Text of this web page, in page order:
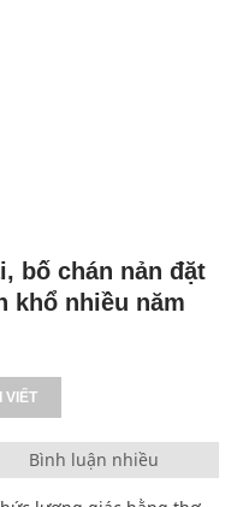
bố chán nản đặt
khổ nhiều năm
VIẾT
Bình luận nhiều